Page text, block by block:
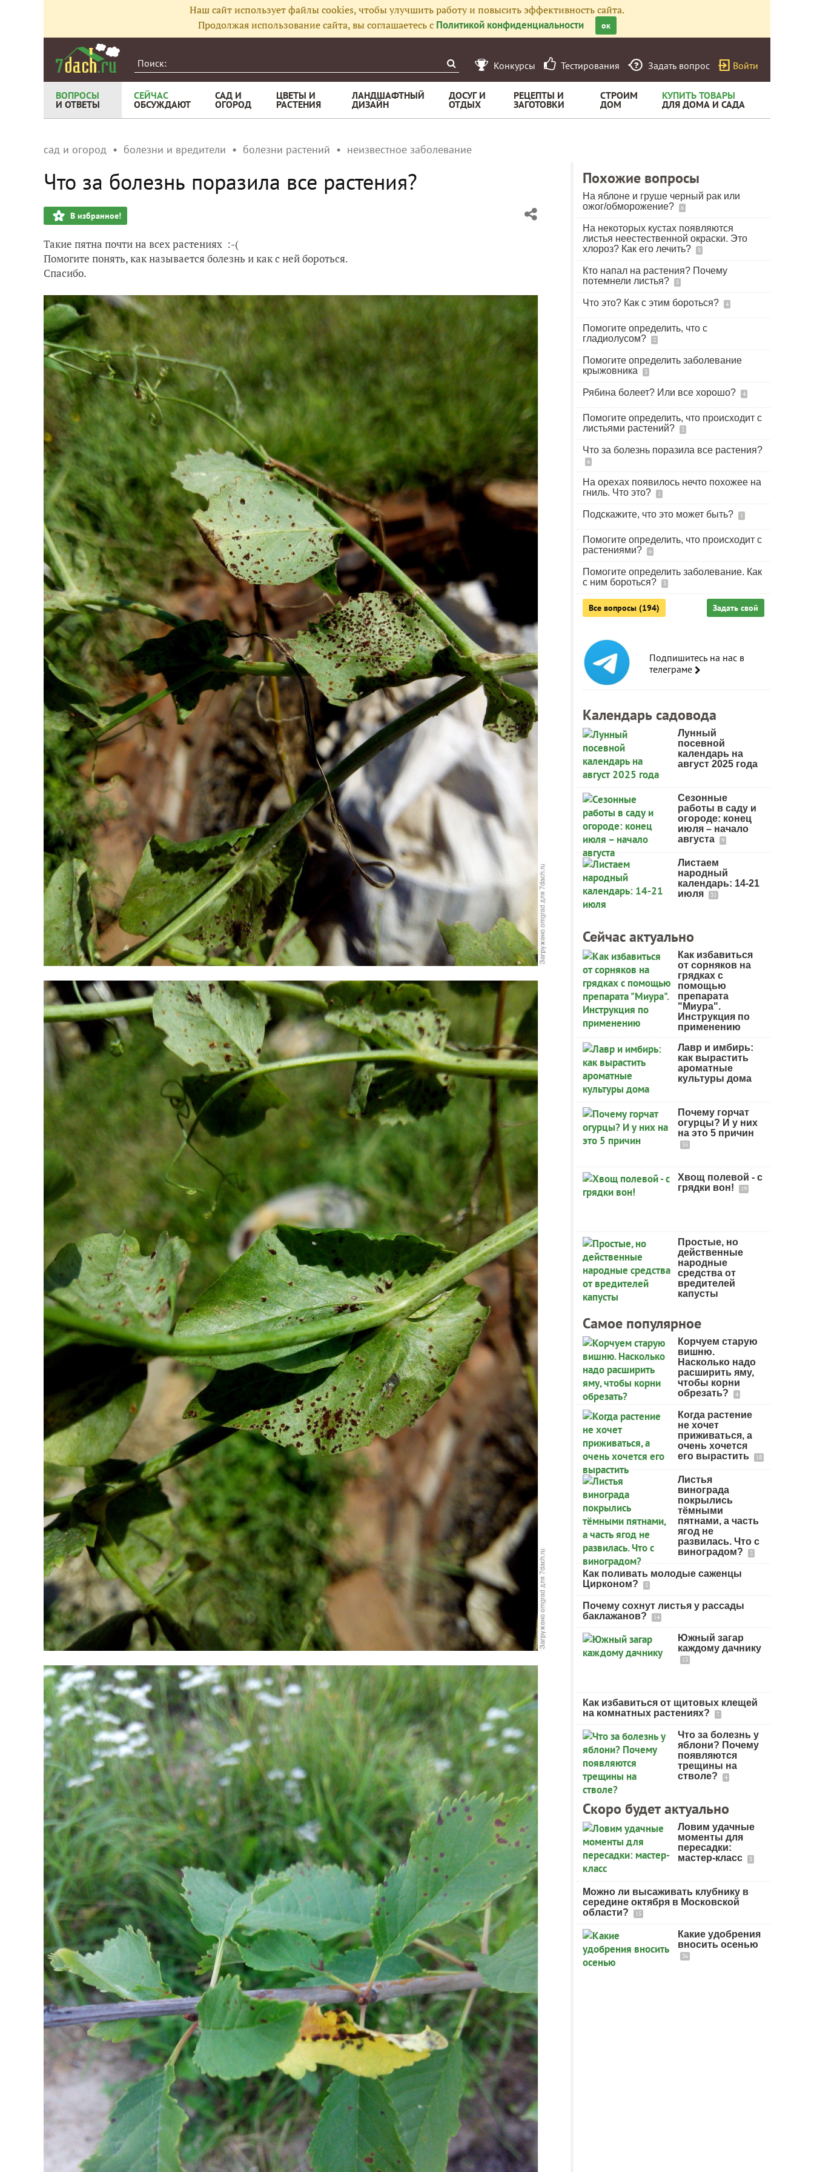
Наш сайт использует файлы cookies, чтобы улучшить работу и повысить эффективность сайта.
Продолжая использование сайта, вы соглашаетесь с Политикой конфиденциальности ок
Конкурсы Тестирования Задать вопрос Войти
ВОПРОСЫ
И ОТВЕТЫ
СЕЙЧАС
ОБСУЖДАЮТ
САД И
ОГОРОД
ЦВЕТЫ И
РАСТЕНИЯ
ЛАНДШАФТНЫЙ
ДИЗАЙН
ДОСУГ И
ОТДЫХ
РЕЦЕПТЫ И
ЗАГОТОВКИ
СТРОИМ
ДОМ
КУПИТЬ ТОВАРЫ
ДЛЯ ДОМА И САДА
сад и огород болезни и вредители болезни растений неизвестное заболевание
Что за болезнь поразила все растения?
В избранное!
Такие пятна почти на всех растениях :-(
Помогите понять, как называется болезнь и как с ней бороться.
Спасибо.
Похожие вопросы
На яблоне и груше черный рак или
ожог/обморожение?
6
На некоторых кустах появляются
листья неестественной окраски. Это
хлороз? Как его лечить?
8
Кто напал на растения? Почему
потемнели листья?
5
Что это? Как с этим бороться? 4
Помогите определить, что с
гладиолусом?
2
Помогите определить заболевание
крыжовника
3
Рябина болеет? Или все хорошо? 4
Помогите определить, что происходит с
листьями растений?
2
Что за болезнь поразила все растения?
6
На орехах появилось нечто похожее на
гниль. Что это?
1
Подскажите, что это может быть? 1
Помогите определить, что происходит с
растениями?
6
Помогите определить заболевание. Как
с ним бороться?
3
Все вопросы (194) Задать свой
Подпишитесь на нас в
телеграме
Календарь садовода
Лунный
посевной
календарь на
август 2025 года
Сезонные
работы в саду и
огороде: конец
июля – начало
августа
9
Листаем
народный
календарь: 14-21
июля
31
Сейчас актуально
Как избавиться
от сорняков на
грядках с
помощью
препарата
"Миура".
Инструкция по
применению
Лавр и имбирь:
как вырастить
ароматные
культуры дома
Почему горчат
огурцы? И у них
на это 5 причин
35
Хвощ полевой - с
грядки вон!
19
Простые, но
действенные
народные
средства от
вредителей
капусты
Самое популярное
Корчуем старую
вишню.
Насколько надо
расширить яму,
чтобы корни
обрезать?
4
Когда растение
не хочет
приживаться, а
очень хочется
его вырастить
18
Листья
винограда
покрылись
тёмными
пятнами, а часть
ягод не
развилась. Что с
виноградом?
2
Как поливать молодые саженцы
Цирконом?
5
Почему сохнут листья у рассады
баклажанов?
14
Южный загар
каждому дачнику
13
Как избавиться от щитовых клещей
на комнатных растениях?
7
Что за болезнь у
яблони? Почему
появляются
трещины на
стволе?
4
Скоро будет актуально
Ловим удачные
моменты для
пересадки:
мастер-класс
3
Можно ли высаживать клубнику в
середине октября в Московской
области?
15
Какие удобрения
вносить осенью
36